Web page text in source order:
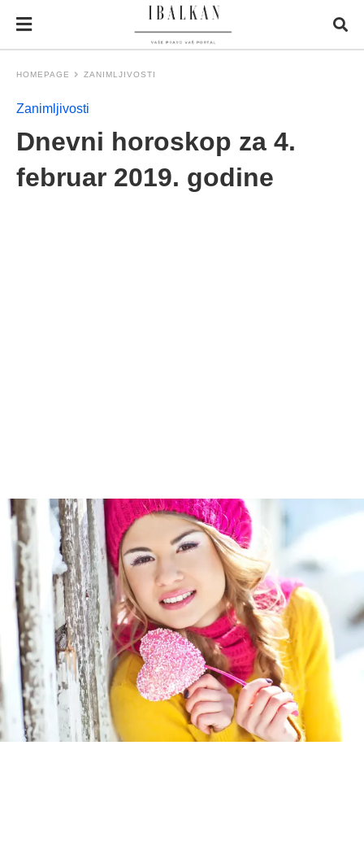
HOMEPAGE ZANIMLJIVOSTI
Zanimljivosti
Dnevni horoskop za 4.
februar 2019. godine